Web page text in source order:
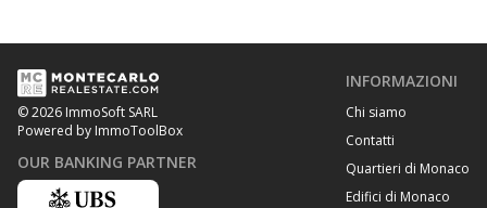
© 2026 ImmoSoft SARL
Powered by ImmoToolBox
OUR BANKING PARTNER
INFORMAZIONI
Chi siamo
Contatti
Quartieri di Monaco
Edifici di Monaco